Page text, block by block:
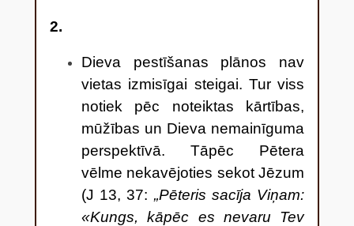
2.
Dieva pestīšanas plānos nav
vietas izmisīgai steigai. Tur viss
notiek pēc noteiktas kārtības,
mūžības un Dieva nemainīguma
perspektīvā. Tāpēc Pētera
vēlme nekavējoties sekot Jēzum
(J 13, 37: „Pēteris sacīja Viņam:
«Kungs, kāpēc es nevaru Tev